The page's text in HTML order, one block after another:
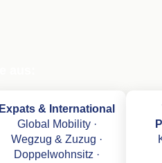
Expats & International
Global Mobility ·
Wegzug & Zuzug ·
Doppelwohnsitz ·